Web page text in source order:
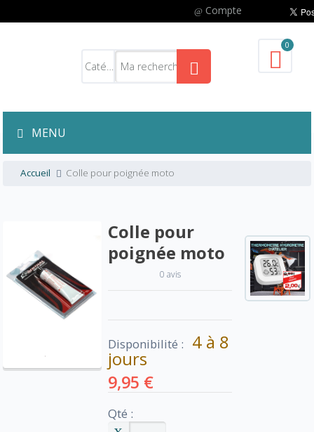
Compte
0
MENU
Accueil Colle pour poignée moto
Colle pour
poignée moto
0 avis
Disponibilité : 4 à 8
jours
9,95 €
Qté :